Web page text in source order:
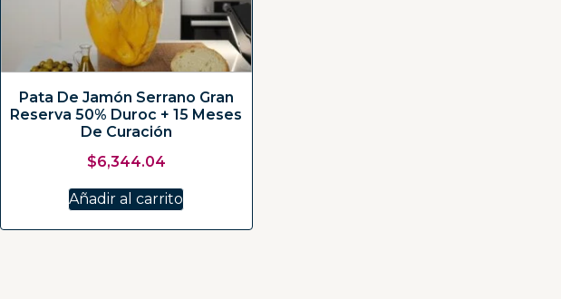
Pata De Jamón Serrano Gran
Reserva 50% Duroc + 15 Meses
De Curación
$6,344.04
Añadir al carrito